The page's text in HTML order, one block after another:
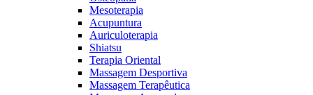
Mesoterapia
Acupuntura
Auriculoterapia
Shiatsu
Terapia Oriental
Massagem Desportiva
Massagem Terapêutica